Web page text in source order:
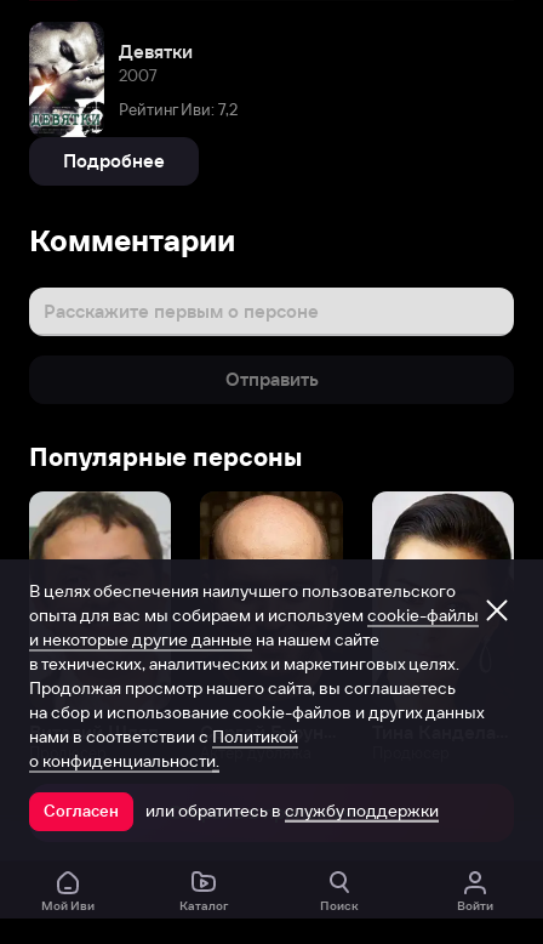
Девятки
2007
Рейтинг Иви: 7,2
Подробнее
Комментарии
Расскажите первым о персоне
Отправить
Популярные персоны
Виталий Шляппо
Продюсер Актёр дубляжа
Открыть в приложении
Мой Иви Каталог Поиск Войти
В целях обеспечения наилучшего пользовательского
опыта для вас мы собираем и используем cookie-файлы
и некоторые другие данные на нашем сайте
в технических, аналитических и маркетинговых целях.
Продолжая просмотр нашего сайта, вы соглашаетесь
на сбор и использование cookie-файлов и других данных
нами в соответствии с Политикой
о конфиденциальности.
Согласен или обратитесь в службу поддержки